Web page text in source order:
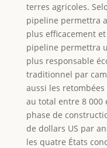
terres agricoles.
pipeline permettra
plus efficacement
pipeline permettra
plus responsable
traditionnel par
aussi les
au total entre 8 000
phase de
de dollars US par
les quatre États